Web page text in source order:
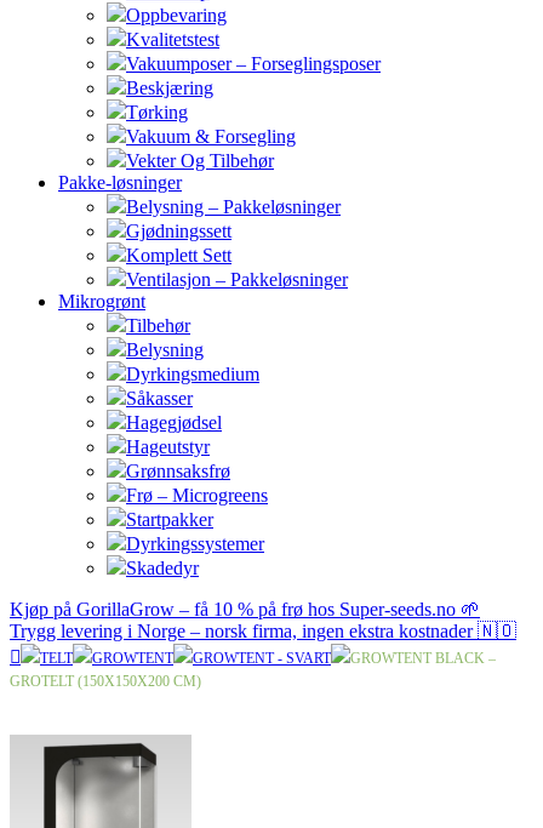
Oppbevaring
Kvalitetstest
Vakuumposer – Forseglingsposer
Beskjæring
Tørking
Vakuum & Forsegling
Vekter Og Tilbehør
Pakke-løsninger
Belysning – Pakkeløsninger
Gjødningssett
Komplett Sett
Ventilasjon – Pakkeløsninger
Mikrogrønt
Tilbehør
Belysning
Dyrkingsmedium
Såkasser
Hagegjødsel
Hageutstyr
Grønnsaksfrø
Frø – Microgreens
Startpakker
Dyrkingssystemer
Skadedyr
Kjøp på GorillaGrow – få 10 % på frø hos Super-seeds.no 🌱
Trygg levering i Norge – norsk firma, ingen ekstra kostnader 🇳🇴
TELT GROWTENT GROWTENT - SVART
GROWTENT BLACK –
GROTELT (150X150X200 CM)